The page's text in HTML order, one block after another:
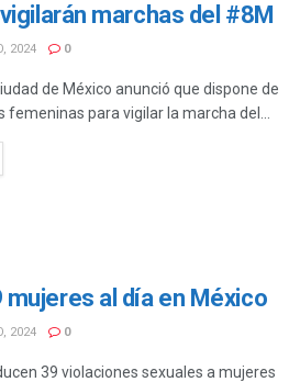
marchas del #8M
2024 0
de México anunció que dispone de
femeninas para vigilar la marcha del...
mujeres al día en México
2024 0
39 violaciones sexuales a mujeres